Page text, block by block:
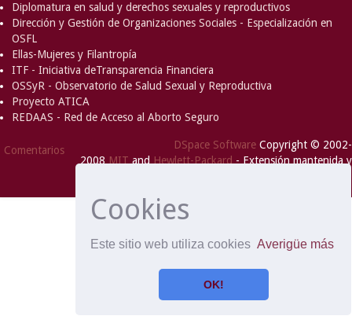
Cookies
Este sitio web utiliza cookies Averigüe más
OK!
Diplomatura en salud y derechos sexuales y reproductivos
Dirección y Gestión de Organizaciones Sociales - Especialización en
OSFL
Ellas-Mujeres y Filantropía
ITF - Iniciativa deTransparencia Financiera
OSSyR - Observatorio de Salud Sexual y Reproductiva
Proyecto ATICA
REDAAS - Red de Acceso al Aborto Seguro
Comentarios DSpace Software Copyright © 2002-
2008 MIT and Hewlett-Packard - Extensión mantenida y